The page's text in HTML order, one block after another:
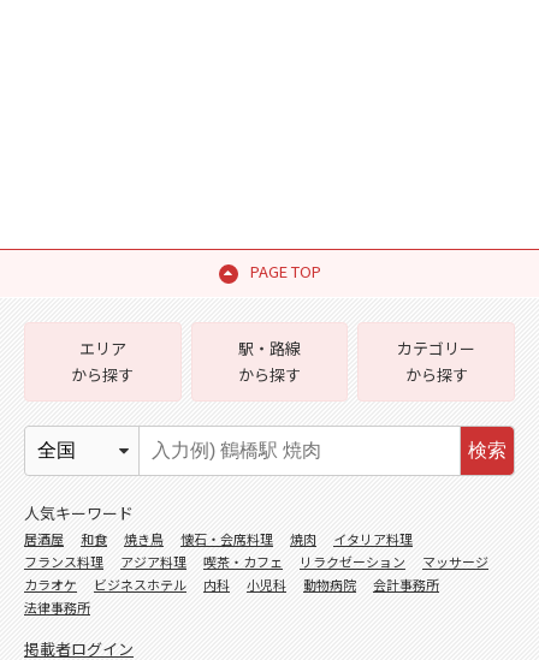
PAGE TOP
エリア
から探す
駅・路線
から探す
カテゴリー
から探す
検索
人気キーワード
居酒屋 和食 焼き鳥 懐石・会席料理 焼肉
イタリア料理
フランス料理
アジア料理 喫茶・カフェ リラクゼーション
マッサージ
カラオケ
ビジネスホテル 内科 小児科 動物病院
会計事務所
法律事務所
掲載者ログイン